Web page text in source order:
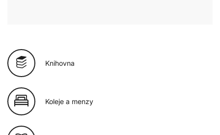
Knihovna
Koleje a menzy